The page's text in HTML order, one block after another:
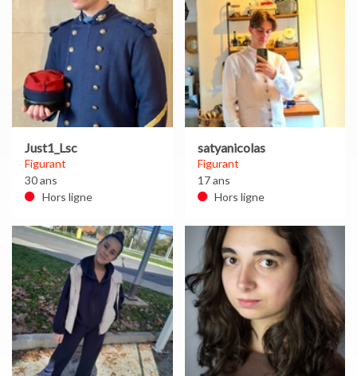
Just1_Lsc
Figurant
30 ans
Hors ligne
satyanicolas
Figurant
17 ans
Hors ligne